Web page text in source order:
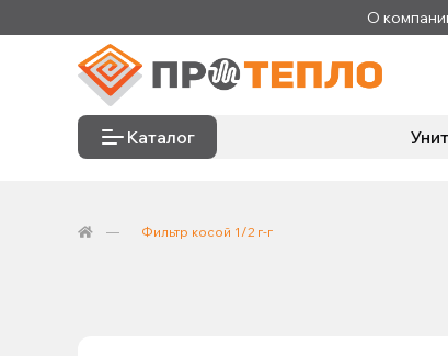
О
Каталог
Фильтр косой 1/2 г-г